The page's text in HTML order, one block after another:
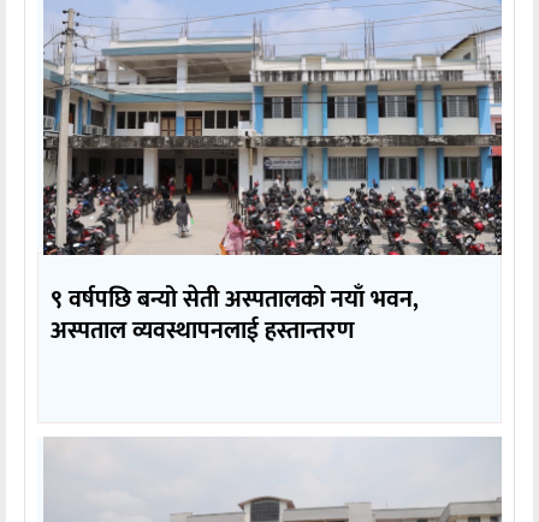
९ वर्षपछि बन्यो सेती अस्पतालको नयाँ भवन,
अस्पताल व्यवस्थापनलाई हस्तान्तरण